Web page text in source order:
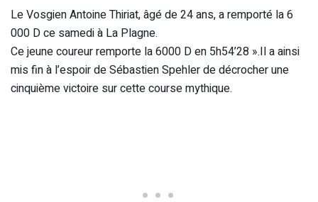
Le Vosgien Antoine Thiriat, âgé de 24 ans, a remporté la 6
000 D ce samedi à La Plagne.
Ce jeune coureur remporte la 6000 D en 5h54’28 ».Il a ainsi
mis fin à l’espoir de Sébastien Spehler de décrocher une
cinquième victoire sur cette course mythique.